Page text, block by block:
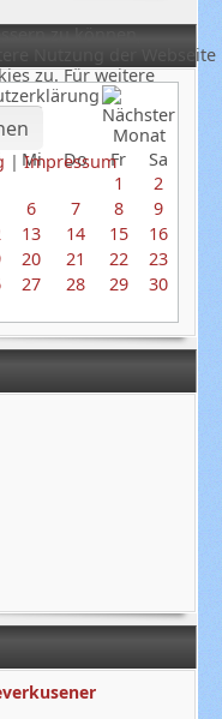
Mi Do Fr
Sa
1
2
6 7 8
9
13 14 15
16
20 21 22
23
27 28 29
30
zu können,
Nutzung der Webseite
zu. Für weitere
|Impressum